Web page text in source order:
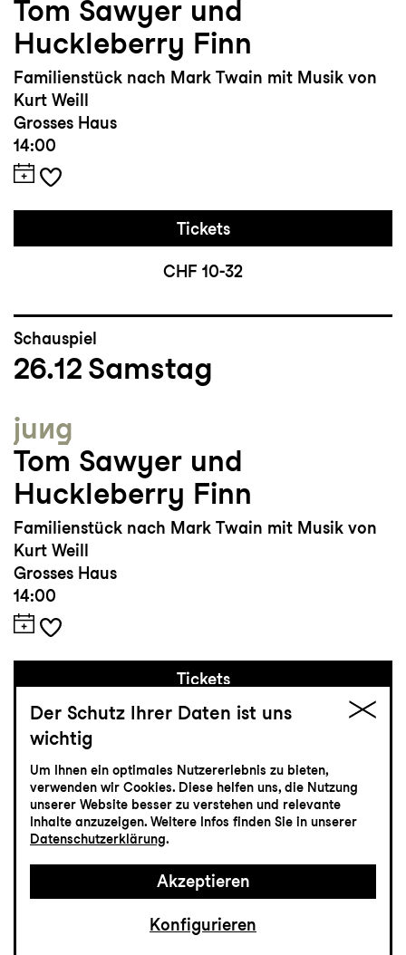
Tom Sawyer und
Huckleberry Finn
Familienstück nach Mark Twain mit Musik von
Kurt Weill
Grosses Haus
14:00
Tickets
CHF 10-32
Schauspiel
26.12 Samstag
jung
Tom Sawyer und
Huckleberry Finn
Familienstück nach Mark Twain mit Musik von
Kurt Weill
Grosses Haus
14:00
Tickets
CHF 10-32
Schauspiel
29.12Dienstag
Zum letzten Mal
Dieses Stück geht schief
Der Schutz Ihrer Daten ist uns
wichtig
Um Ihnen ein optimales Nutzererlebnis zu bieten,
verwenden wir Cookies. Diese helfen uns, die Nutzung
unserer Website besser zu verstehen und relevante
Inhalte anzuzeigen. Weitere Infos finden Sie in unserer
Datenschutzerklärung.
Akzeptieren
Konfigurieren